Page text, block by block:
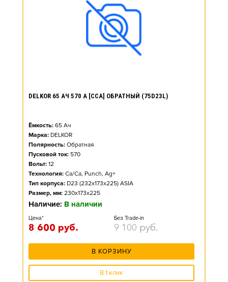
DELKOR 65 АЧ 570 А [CCA] ОБРАТНЫЙ (75D23L)
Ёмкость: 65 Ач
Марка: DELKOR
Полярность: Обратная
Пусковой ток: 570
Вольт: 12
Технология: Ca/Ca, Punch, Ag+
Тип корпуса: D23 (232x173x225) ASIA
Размер, мм: 230x173x225
Наличие: В наличии
Цена*
8 600 руб.
Без Trade-in
9 100 руб.
В КОРЗИНУ
В 1 клик